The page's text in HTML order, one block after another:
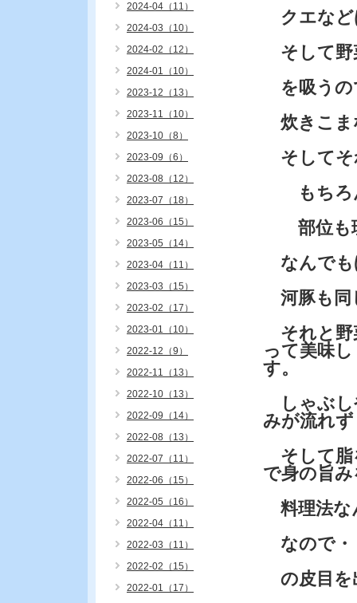
クエなど
そして野
を吸うの
炊きこま
そしてそ
もちろ
部位も
なんでも
河豚も同
それと野
って美味
す。
しゃぶし
みが流れず
そして脂
で身の旨
料理法な
なので・
の皮目を
2024-04（11）
2024-03（10）
2024-02（12）
2024-01（10）
2023-12（13）
2023-11（10）
2023-10（8）
2023-09（6）
2023-08（12）
2023-07（18）
2023-06（15）
2023-05（14）
2023-04（11）
2023-03（15）
2023-02（17）
2023-01（10）
2022-12（9）
2022-11（13）
2022-10（13）
2022-09（14）
2022-08（13）
2022-07（11）
2022-06（15）
2022-05（16）
2022-04（11）
2022-03（11）
2022-02（15）
2022-01（17）